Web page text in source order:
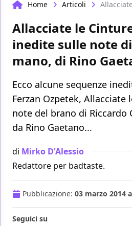
Home Articoli
Allacciate le
inedite sulle note
mano, di Rino
Ecco alcune sequenze
Ferzan Ozpetek, Allacciate
note del brano di Riccardo
da Rino Gaetano...
di Mirko D'Alessio
Redattore per badtaste.
Pubblicazione: 03 marzo 2014
Seguici su